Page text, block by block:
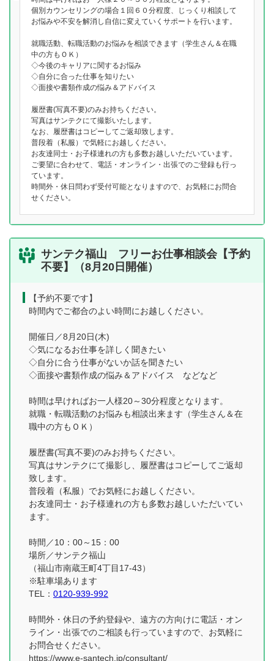
個別カウンセリングの場合１回６０分程度、じっくり相談して
お悩みや不安を解消し自信に変えていくサポートを行います。
就職活動、転職活動のお悩みを相談できます（学生さん＆在職
中の方もＯＫ）
◇今後のキャリアに関するお悩み
◇自分に合った仕事を知りたい
◇面接や書類作成の悩み＆アドバイス
履歴書(写真不要)のみお持ちください。
写真はサンテクにて撮影いたします。
なお、履歴書はコピーしてご返却致します。
普段着（私服）で気軽にお越しください。
お友達同士・お子様連れの方も多数お越しいただいています。
ご要望に合わせて、電話・オンライン・出張でのご登録も行っ
ています。
時間外・休日問わず受付可能となりますので、お気軽にお問合
せください。
サンテク福山 フリーお仕事相談会【予約
不要】（8月20日開催）
【予約不要です】
時間内でご都合のよい時間にお越しください。
開催日／8月20日(木)
◇気になるお仕事を詳しく聞きたい
◇自分に合う仕事がないか話を聞きたい
◇面接や書類作成の悩み＆アドバイス などなど
時間は早ければお一人様20～30分程度となります。
就職・転職活動のお悩みも相談出来ます（学生さん＆在
職中の方もＯＫ）
履歴書(写真不要)のみお持ちください。
写真はサンテクにて撮影し、履歴書はコピーしてご返却
致します。
普段着（私服）でお気軽にお越しください。
お友達同士・お子様連れの方も多数お越しいただいてい
ます。
時間／10：00～15：00
場所／サンテク福山
（福山市南蔵王町4丁目17-43）
※駐車場あります
TEL： 0120-939-992
時間外・休日の予約登録や、遠方の方向けに電話・オン
ライン・出張でのご相談も行っていますので、お気軽に
お問合せください。
https://www.e-santech.jp/consultant/